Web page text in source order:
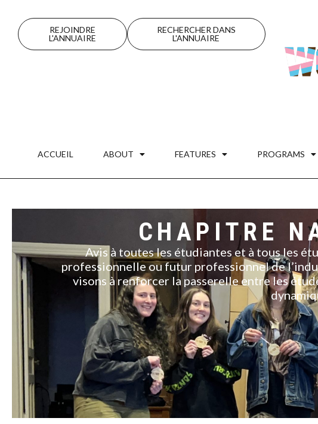
REJOINDRE
L'ANNUAIRE
RECHERCHER DANS
L'ANNUAIRE
ACCUEIL ABOUT FEATURES PROGRAMS
CHAPITRE
Avis à toutes les étudiantes et à tous les
professionnelle ou futur professionnel de
visons à renforcer la passerelle entre les